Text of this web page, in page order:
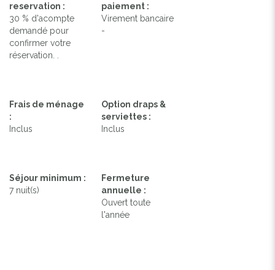
reservation :
30 % d'acompte
demandé pour
confirmer votre
réservation. .
paiement :
Virement bancaire
-
Frais de ménage
:
Inclus
Option draps &
serviettes :
Inclus
Séjour minimum :
7 nuit(s)
Fermeture
annuelle :
Ouvert toute
l'année